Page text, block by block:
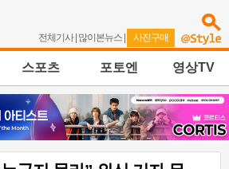
전체기사| 많이본뉴스 | 사진구매
스포츠 포토엔 영상TV